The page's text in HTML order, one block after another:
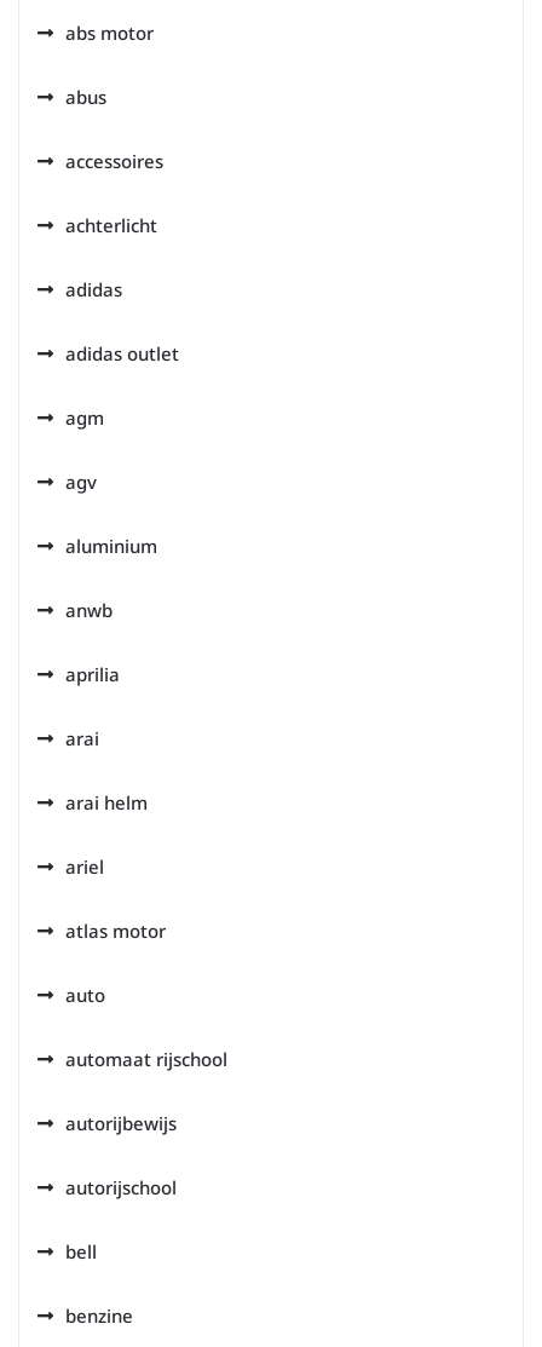
abs motor
abus
accessoires
achterlicht
adidas
adidas outlet
agm
agv
aluminium
anwb
aprilia
arai
arai helm
ariel
atlas motor
auto
automaat rijschool
autorijbewijs
autorijschool
bell
benzine